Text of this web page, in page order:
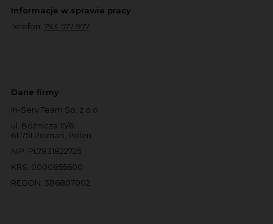
Informacje w sprawie pracy
Telefon: 793-577-977
Dane firmy
In-Serv Team Sp. z o.o.
ul. Bóżnicza 15/6
61-751 Poznań, Polen
NIP: PL7831822725
KRS: 0000855600
REGON: 386807002